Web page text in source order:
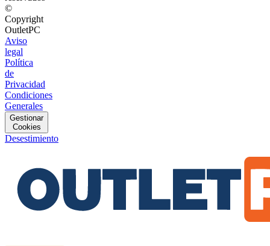
©
Copyright
OutletPC
Aviso
legal
Política
de
Privacidad
Condiciones
Generales
Gestionar
Cookies
Desestimiento